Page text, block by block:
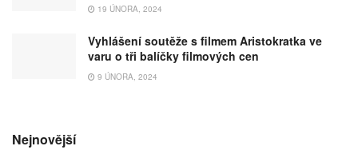
19 ÚNORA, 2024
Vyhlášení soutěže s filmem Aristokratka ve
varu o tři balíčky filmových cen
9 ÚNORA, 2024
Nejnovější